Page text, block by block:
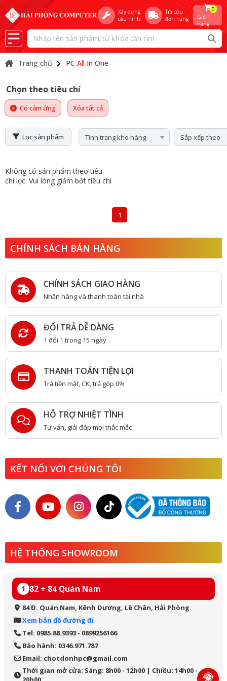
Xây dựng
cấu hình
Tra cứu
đơn hàng
Giỏ
hàng
0
Trang chủ PC All In One
Chọn theo tiêu chí
Có cảm ứng Xóa tất cả
Lọc sản phẩm Tình trạng kho hàng Sắp xếp theo
Không có sản phẩm theo tiêu
chí lọc. Vui lòng giảm bớt tiêu chí
1
CHÍNH SÁCH BÁN HÀNG
CHÍNH SÁCH GIAO HÀNG
Nhận hàng và thanh toán tại nhà
ĐỔI TRẢ DỄ DÀNG
1 đổi 1 trong 15 ngày
THANH TOÁN TIỆN LỢI
Trả tiền mặt, CK, trả góp 0%
HỖ TRỢ NHIỆT TÌNH
Tư vấn, giải đáp mọi thắc mắc
KẾT NỐI VỚI CHÚNG TÔI
HỆ THỐNG SHOWROOM
1 82 + 84 Quán Nam
84 Đ. Quán Nam, Kênh Dương, Lê Chân, Hải Phòng
Xem bản đồ đường đi
Tel: 0985.88.9393 - 0899256166
Bảo hành: 0346.971.787
Email: chotdonhpc@gmail.com
Thời gian mở cửa: Sáng: 8h00 - 12h00 | Chiều: 14h00 -